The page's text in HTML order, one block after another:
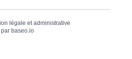
légale et administrative
baseo.io